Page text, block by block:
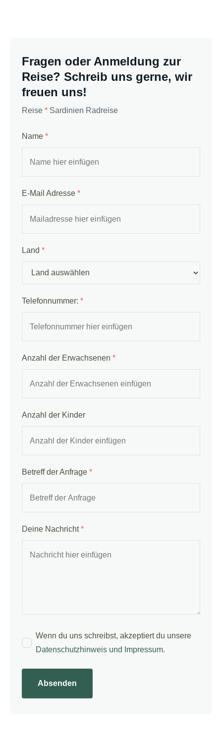
Fragen oder Anmeldung zur
Reise? Schreib uns gerne, wir
freuen uns!
Reise * Sardinien Radreise
Name *
E-Mail Adresse *
Land *
Telefonnummer: *
Anzahl der Erwachsenen *
Anzahl der Kinder
Betreff der Anfrage *
Deine Nachricht*
Wenn du uns schreibst, akzeptiert du unsere
Datenschutzhinweis und Impressum.
Absenden